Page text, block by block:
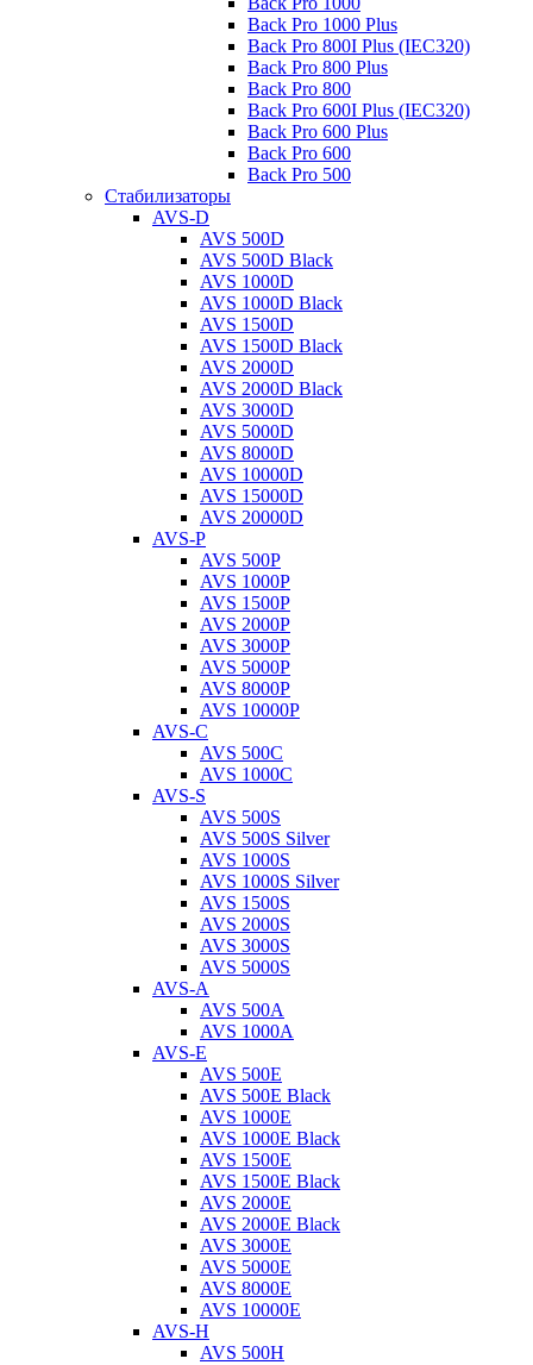
Back Pro 1000 Plus
Back Pro 800I Plus (IEC320)
Back Pro 800 Plus
Back Pro 800
Back Pro 600I Plus (IEC320)
Back Pro 600 Plus
Back Pro 600
Back Pro 500
Стабилизаторы
AVS-D
AVS 500D
AVS 500D Black
AVS 1000D
AVS 1000D Black
AVS 1500D
AVS 1500D Black
AVS 2000D
AVS 2000D Black
AVS 3000D
AVS 5000D
AVS 8000D
AVS 10000D
AVS 15000D
AVS 20000D
AVS-P
AVS 500P
AVS 1000P
AVS 1500P
AVS 2000P
AVS 3000P
AVS 5000P
AVS 8000P
AVS 10000P
AVS-C
AVS 500C
AVS 1000C
AVS-S
AVS 500S
AVS 500S Silver
AVS 1000S
AVS 1000S Silver
AVS 1500S
AVS 2000S
AVS 3000S
AVS 5000S
AVS-A
AVS 500A
AVS 1000A
AVS-E
AVS 500E
AVS 500E Black
AVS 1000E
AVS 1000E Black
AVS 1500E
AVS 1500E Black
AVS 2000E
AVS 2000E Black
AVS 3000E
AVS 5000E
AVS 8000E
AVS 10000E
AVS-H
AVS 500H